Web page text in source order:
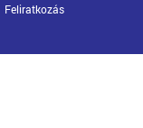
Feliratkozás